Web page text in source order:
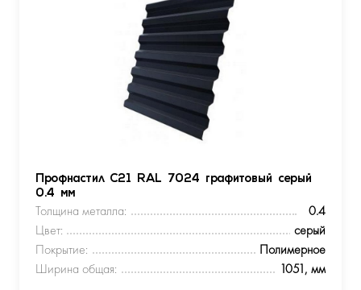
Профнастил С21 RAL 7024 графитовый серый
0.4 мм
Толщина металла:
0.4
Цвет:
серый
Покрытие:
Полимерное
Ширина общая:
1051, мм